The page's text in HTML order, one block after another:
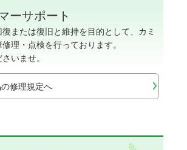
ーサポート
または復旧と維持を目的として、カミ
理・点検を行っております。
いませ。
修理規定へ